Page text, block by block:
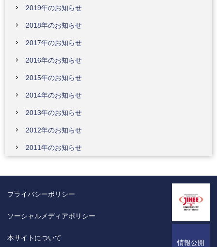
2019年のお知らせ
2018年のお知らせ
2017年のお知らせ
2016年のお知らせ
2015年のお知らせ
2014年のお知らせ
2013年のお知らせ
2012年のお知らせ
2011年のお知らせ
情報公開
プライバシーポリシー
ソーシャルメディアポリシー
本サイトについて